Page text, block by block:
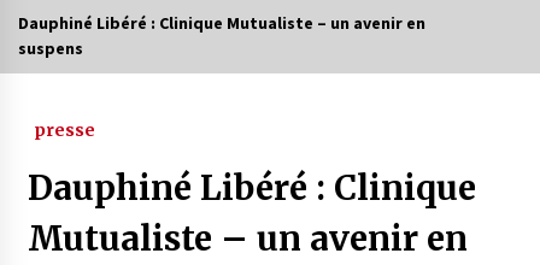
Dauphiné Libéré : Clinique Mutualiste – un avenir en
suspens
presse
Dauphiné Libéré : Clinique
Mutualiste – un avenir en